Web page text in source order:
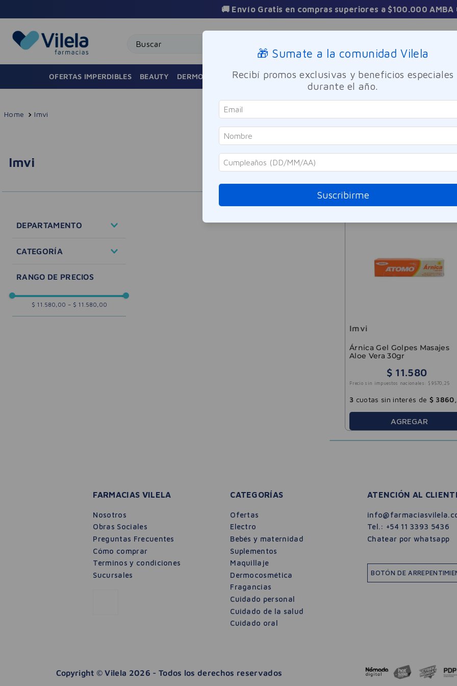
🚚 Envío Gratis en compras superiores a $100.000 AMBA
OFERTAS IMPERDIBLES BEAUTY DERMOCOSMÉTICA FRAGANCIAS CUIDADO PERSONAL BIENESTAR Y
Imvi
Imvi 1PRODUCTO
DEPARTAMENTO
CATEGORÍA
$ 11.580,00 – $ 11.580,00
Imvi
Árnica Gel Golpes Masajes
Aloe Vera 30gr
$ 11.580
Precio sin impuestos nacionales: $ 9570 , 25
3 cuotas sin interés de $ 3860
AGREGAR
FARMACIAS VILELA
Nosotros
Obras Sociales
Preguntas Frecuentes
Cómo comprar
Terminos y condiciones
Sucursales
CATEGORÍAS
Ofertas
Electro
Bebés y maternidad
Suplementos
Maquillaje
Dermocosmética
Fragancias
Cuidado personal
Cuidado de la salud
Cuidado oral
ATENCIÓN AL
Tel.: +54 11 3393 5436
Chatear por whatsapp
BOTÓN DE
Copyright © Vilela 2026 - Todos los derechos reservados
🎁 Sumate a la comunidad Vilela
Recibí promos exclusivas y beneficios especiales
durante el año.
Suscribirme